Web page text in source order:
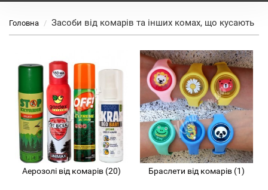
Головна Засоби від комарів та інших комах, що кусають
Аерозолі від комарів (20) Браслети від комарів (1)